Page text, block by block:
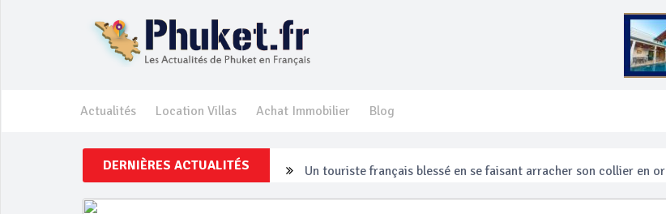
Actualités Location Villas Achat Immobilier Blog
DERNIÈRES ACTUALITÉS Un touriste français blessé en se faisant arracher son collier en or
Phuket Peranakan Festival